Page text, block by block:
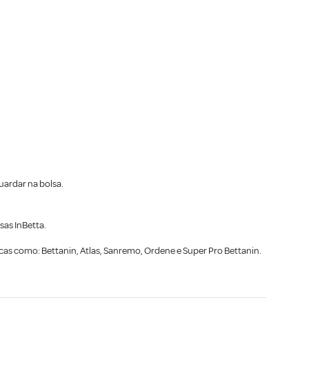
na bolsa.
InBetta.
como: Bettanin, Atlas, Sanremo, Ordene e Super Pro Bettanin.